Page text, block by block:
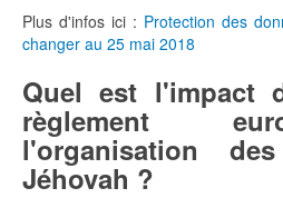
Plus d'infos ici : Protection des
changer au 25 mai 2018
Quel est l'impact
règlement
l'organisation
Jéhovah ?